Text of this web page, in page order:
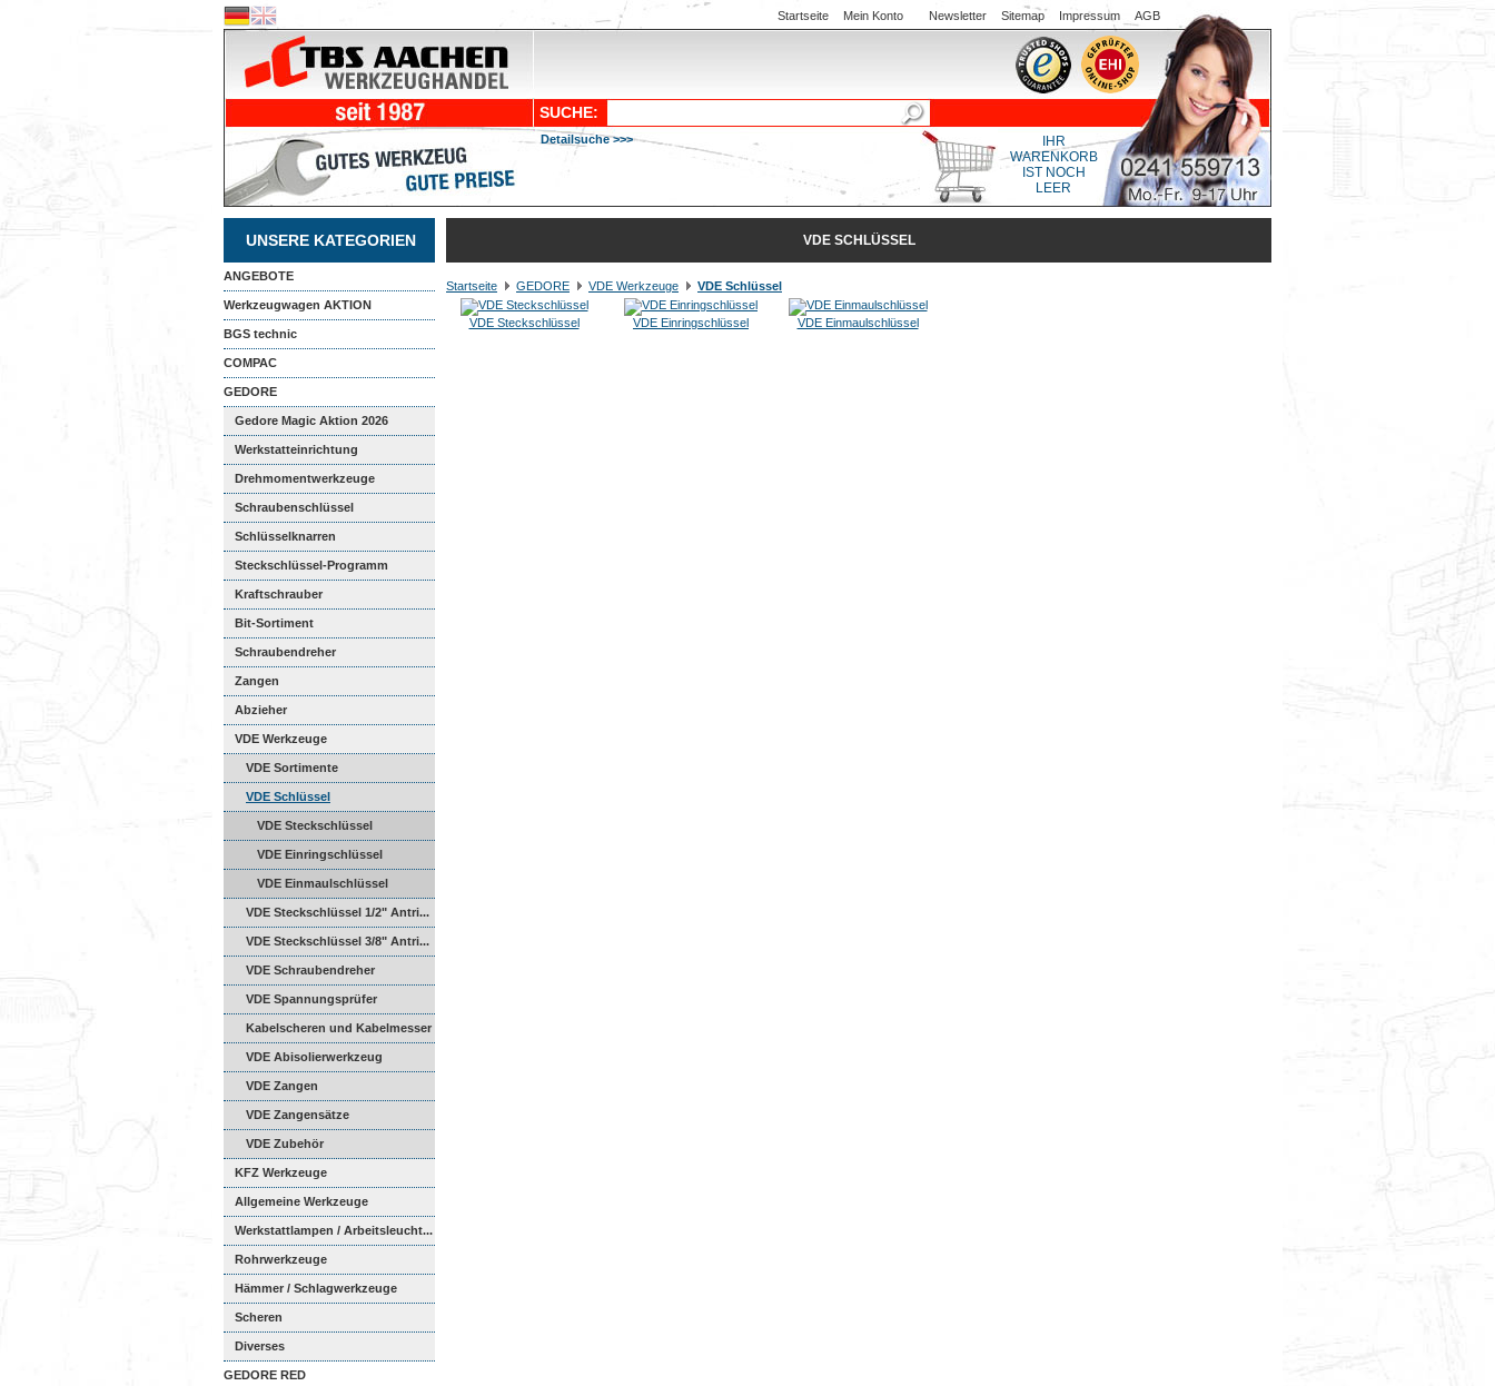
Startseite Mein Konto Newsletter Sitemap Impressum AGB
SUCHE:
Detailsuche >>>
IHR
WARENKORB
IST NOCH
LEER
UNSERE KATEGORIEN
ANGEBOTE
Werkzeugwagen AKTION
BGS technic
COMPAC
GEDORE
Gedore Magic Aktion 2026
Werkstatteinrichtung
Drehmomentwerkzeuge
Schraubenschlüssel
Schlüsselknarren
Steckschlüssel-Programm
Kraftschrauber
Bit-Sortiment
Schraubendreher
Zangen
Abzieher
VDE Werkzeuge
VDE Sortimente
VDE Schlüssel
VDE Steckschlüssel
VDE Einringschlüssel
VDE Einmaulschlüssel
VDE Steckschlüssel 1/2" Antri...
VDE Steckschlüssel 3/8" Antri...
VDE Schraubendreher
VDE Spannungsprüfer
Kabelscheren und Kabelmesser
VDE Abisolierwerkzeug
VDE Zangen
VDE Zangensätze
VDE Zubehör
KFZ Werkzeuge
Allgemeine Werkzeuge
Werkstattlampen / Arbeitsleucht...
Rohrwerkzeuge
Hämmer / Schlagwerkzeuge
Scheren
Diverses
GEDORE RED
VDE SCHLÜSSEL
Startseite GEDORE VDE Werkzeuge VDE Schlüssel
VDE Steckschlüssel VDE Einringschlüssel VDE Einmaulschlüssel